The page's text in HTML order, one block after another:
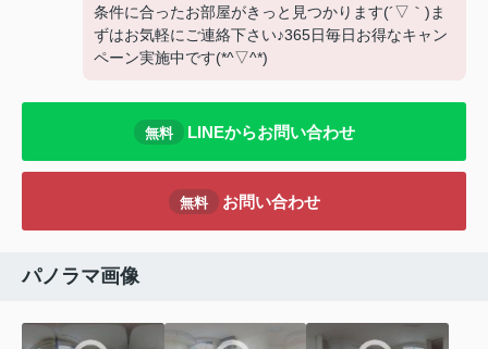
条件に合ったお部屋がきっと見つかります(´▽｀)ま
ずはお気軽にご連絡下さい♪365日毎日お得なキャン
ペーン実施中です(*^▽^*)
無料 LINEからお問い合わせ
無料 お問い合わせ
パノラマ画像